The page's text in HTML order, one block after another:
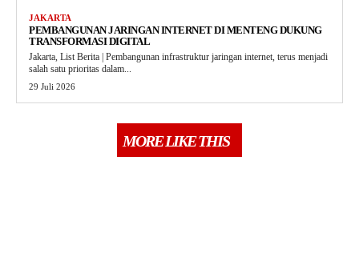
JAKARTA
PEMBANGUNAN JARINGAN INTERNET DI MENTENG DUKUNG
TRANSFORMASI DIGITAL
Jakarta, List Berita | Pembangunan infrastruktur jaringan internet, terus menjadi
salah satu prioritas dalam...
29 Juli 2026
MORE LIKE THIS